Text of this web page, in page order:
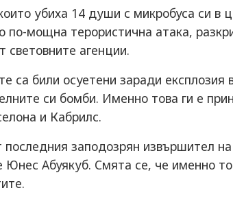
убиха 14 души с микробуса си в
по-мощна терористична атака,
световните агенции.
са били осуетени заради експлозия
си бомби. Именно това ги е
и Кабрилс.
заподозрян извършител
Абуякуб. Смята се, че именно